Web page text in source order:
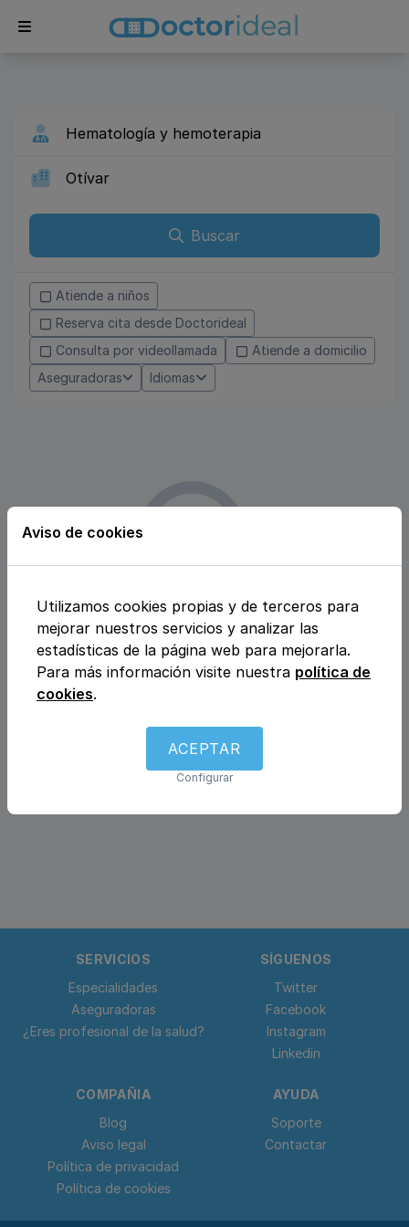
Buscar
Atiende a niños
Reserva cita desde Doctorideal
Consulta por videollamada
Atiende a domicilio
Aseguradoras
Idiomas
Lo sentimos, aún no disponemos
de
centros de Hematología y
alrededores
SERVICIOS
Especialidades
Aseguradoras
¿Eres profesional de la salud?
SÍGUENOS
Twitter
Facebook
Instagram
Linkedin
COMPAÑIA
Blog
Aviso legal
Política de privacidad
Política de cookies
AYUDA
Soporte
Contactar
Aviso de cookies
Utilizamos cookies propias y de terceros para
mejorar nuestros servicios y analizar las
estadísticas de la página web para mejorarla.
Para más información visite nuestra política de
cookies.
ACEPTAR
Configurar